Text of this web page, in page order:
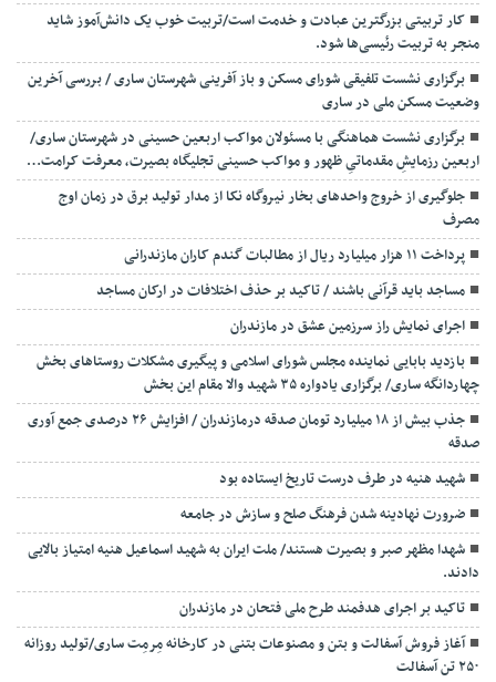
کار تربیتی بزرگترین عبادت و خدمت است/تربیت خوب یک دانش‌آموز شاید
منجر به تربیت رئیسی‌ها شود.
برگزاری ‌نشست تلفیقی شورای مسکن و باز آفرینی شهرستان ساری / بررسی آخرین
وضعیت مسکن ملی در ساری
برگزاری نشست هماهنگی با مسئولان مواکب اربعین حسینی در شهرستان ساری/
اربعین رزمایشِ مقدماتیِ ظهور و مواکب حسینی تجلیگاه بصیرت، معرفت کرامت…
جلوگیری از خروج واحدهای بخار نیروگاه نکا از مدار تولید برق در زمان اوج
مصرف
پرداخت ۱۱ هزار میلیارد ریال از مطالبات گندم کاران مازندرانی
مساجد باید قرآنی باشند / تاکید بر حذف اختلافات در ارکان مساجد
اجرای نمایش راز سرزمین عشق در مازندران
بازدید بابایی نماینده مجلس شورای اسلامی و پیگیری مشکلات روستاهای بخش
چهاردانگه ساری/ برگزاری یادواره ۳۵ شهید والا مقام این بخش
جذب بیش از ۱۸ میلیارد تومان صدقه درمازندران / افزایش ۲۶ درصدی جمع آوری
صدقه
شهید هنیه در طرف درست تاریخ ایستاده بود
ضرورت نهادینه شدن فرهنگ صلح و سازش در جامعه
شهدا مظهر صبر و بصیرت هستند/ ملت ایران به شهید اسماعیل هنیه امتیاز بالایی
دادند.
تاکید بر اجرای هدفمند طرح ملی فتحان در مازندران
آغاز فروش آسفالت و بتن و مصنوعات بتنی در کارخانه مِرمِت ساری/تولید روزانه
۲۵۰ تن آسفالت